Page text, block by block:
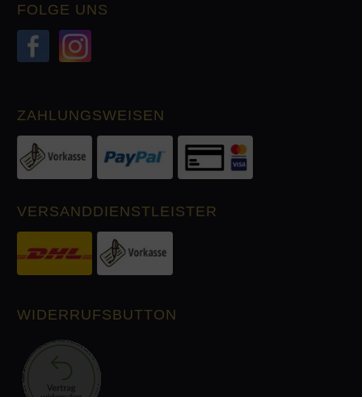
FOLGE UNS
ZAHLUNGSWEISEN
VERSANDDIENSTLEISTER
WIDERRUFSBUTTON